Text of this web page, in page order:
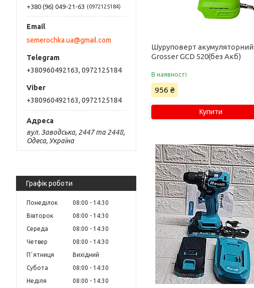
+380 (96) 049-21-63 0972125184
semerochka.ua@gmail.com
+380960492163, 0972125184
+380960492163, 0972125184
вул. Заводська, 2447 та 2448,
Одеса, Україна
Графік роботи
Понеділок 08:00
14:30
Вівторок
08:00
14:30
Середа
08:00
14:30
Четвер
08:00
14:30
Пʼятниця
Вихідний
Субота
08:00
14:30
Неділя
08:00 14:30
Шуруповерт акумуляторний
Grosser GCD 520(без Акб)
В наявності
956 ₴
Купити